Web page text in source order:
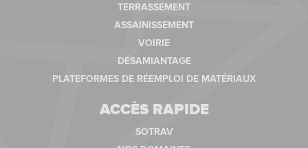
TERRASSEMENT
ASSAINISSEMENT
VOIRIE
DÉSAMIANTAGE
PLATEFORMES DE RÉEMPLOI DE MATÉRIAUX
ACCÈS RAPIDE
SOTRAV